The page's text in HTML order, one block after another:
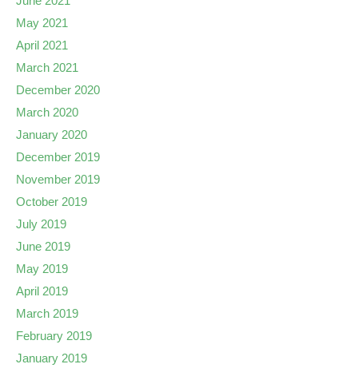
May 2021
April 2021
March 2021
December 2020
March 2020
January 2020
December 2019
November 2019
October 2019
July 2019
June 2019
May 2019
April 2019
March 2019
February 2019
January 2019